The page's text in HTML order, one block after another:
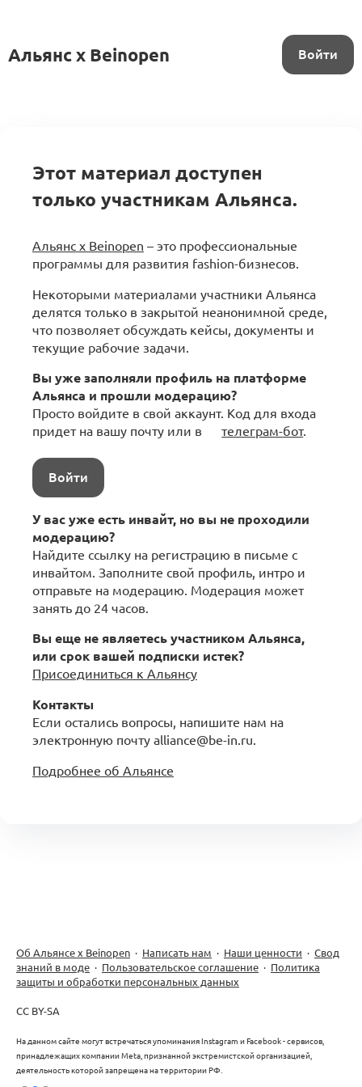
Альянс x Beinopen Войти
Этот материал доступен
только участникам Альянса.
Альянс x Beinopen – это профессиональные
программы для развития fashion-бизнесов.
Некоторыми материалами участники Альянса
делятся только в закрытой неанонимной среде,
что позволяет обсуждать кейсы, документы и
текущие рабочие задачи.
Вы уже заполняли профиль на платформе
Альянса и прошли модерацию?
Просто войдите в свой аккаунт. Код для входа
придет на вашу почту или в
телеграм-бот.
Войти
У вас уже есть инвайт, но вы не проходили
модерацию?
Найдите ссылку на регистрацию в письме с
инвайтом. Заполните свой профиль, интро и
отправьте на модерацию. Модерация может
занять до 24 часов.
Вы еще не являетесь участником Альянса,
или срок вашей подписки истек?
Присоединиться к Альянсу
Контакты
Если остались вопросы, напишите нам на
электронную почту alliance@be-in.ru.
Подробнее об Альянсе
Об Альянсе х Beinopen · Написать нам · Наши ценности · Свод
знаний в моде · Пользовательское соглашение · Политика
защиты и обработки персональных данных
CC BY-SA
На данном сайте могут встречаться упоминания Instagram и Facebook - сервисов,
принадлежащих компании Meta, признанной экстремистской организацией,
деятельность которой запрещена на территории РФ.